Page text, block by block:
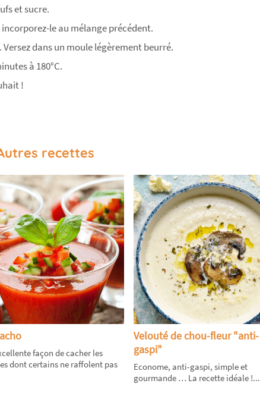
et sucre.
le au mélange précédent.
dans un moule légèrement beurré.
à 180°C.
!
recettes
façon de cacher les
dont certains ne raffolent pas
Velouté de chou-fleur "anti-
gaspi"
Econome, anti-gaspi, simple et
gourmande … La recette idéale !...